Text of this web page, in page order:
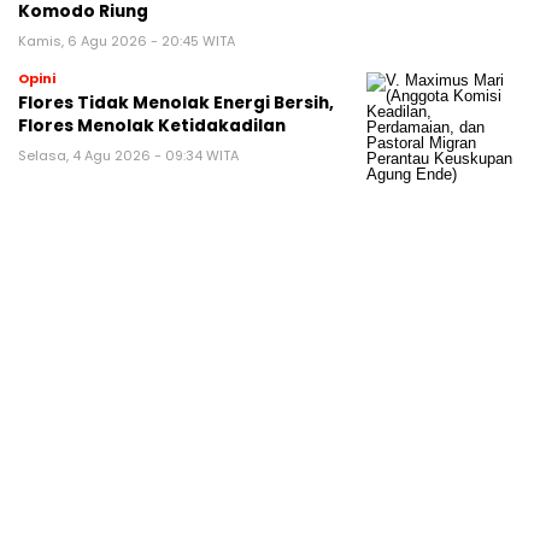
Komodo Riung
Kamis, 6 Agu 2026 - 20:45 WITA
Opini
Flores Tidak Menolak Energi Bersih,
Flores Menolak Ketidakadilan
Selasa, 4 Agu 2026 - 09:34 WITA